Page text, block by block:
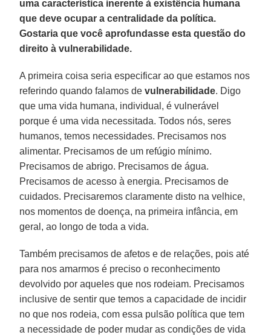
uma característica inerente à existência humana
que deve ocupar a centralidade da política.
Gostaria que você aprofundasse esta questão do
direito à vulnerabilidade.
A primeira coisa seria especificar ao que estamos nos
referindo quando falamos devulnerabilidade. Digo
que uma vida humana, individual, é vulnerável
porque é uma vida necessitada. Todos nós, seres
humanos, temos necessidades. Precisamos nos
alimentar. Precisamos de um refúgio mínimo.
Precisamos de abrigo. Precisamos de água.
Precisamos de acesso à energia. Precisamos de
cuidados. Precisaremos claramente disto na velhice,
nos momentos de doença, na primeira infância, em
geral, ao longo de toda a vida.
Também precisamos de afetos e de relações, pois até
para nos amarmos é preciso o reconhecimento
devolvido por aqueles que nos rodeiam. Precisamos
inclusive de sentir que temos a capacidade de incidir
no que nos rodeia, com essa pulsão política que tem
a necessidade de poder mudar as condições de vida